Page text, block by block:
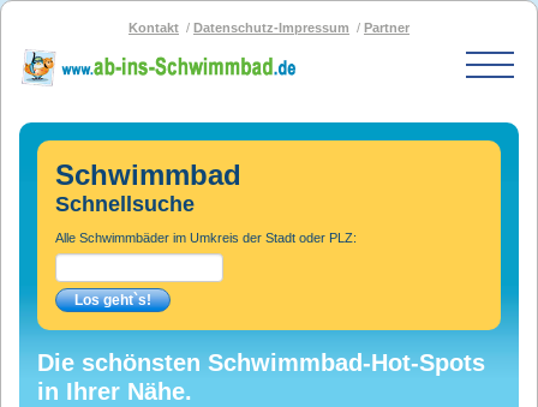
Kontakt Datenschutz-Impressum Partner
Start
Schwimmbad-Karte
Bäder nach PLZ
Bäder nach Stadt
SOS-Schwimmbad
Blog
Bad melden
Schwimmbad
Schnellsuche
Alle Schwimmbäder im Umkreis der Stadt oder PLZ:
Die schönsten Schwimmbad-Hot-Spots
in Ihrer Nähe.